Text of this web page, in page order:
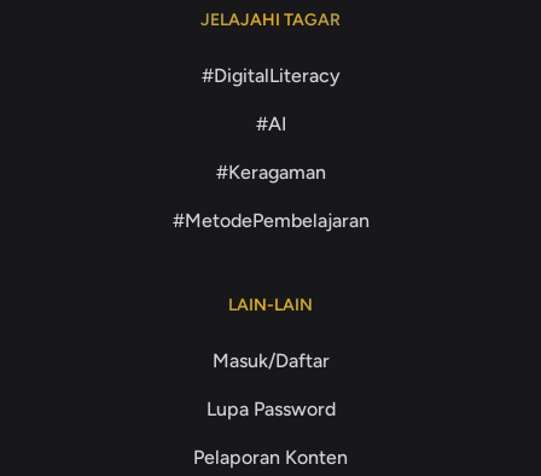
JELAJAHI TAGAR
#DigitalLiteracy
#AI
#Keragaman
#MetodePembelajaran
LAIN-LAIN
Masuk/Daftar
Lupa Password
Pelaporan Konten